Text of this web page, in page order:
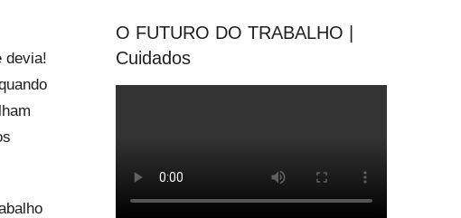
devia!
O FUTURO DO TRABALHO |
Cuidados